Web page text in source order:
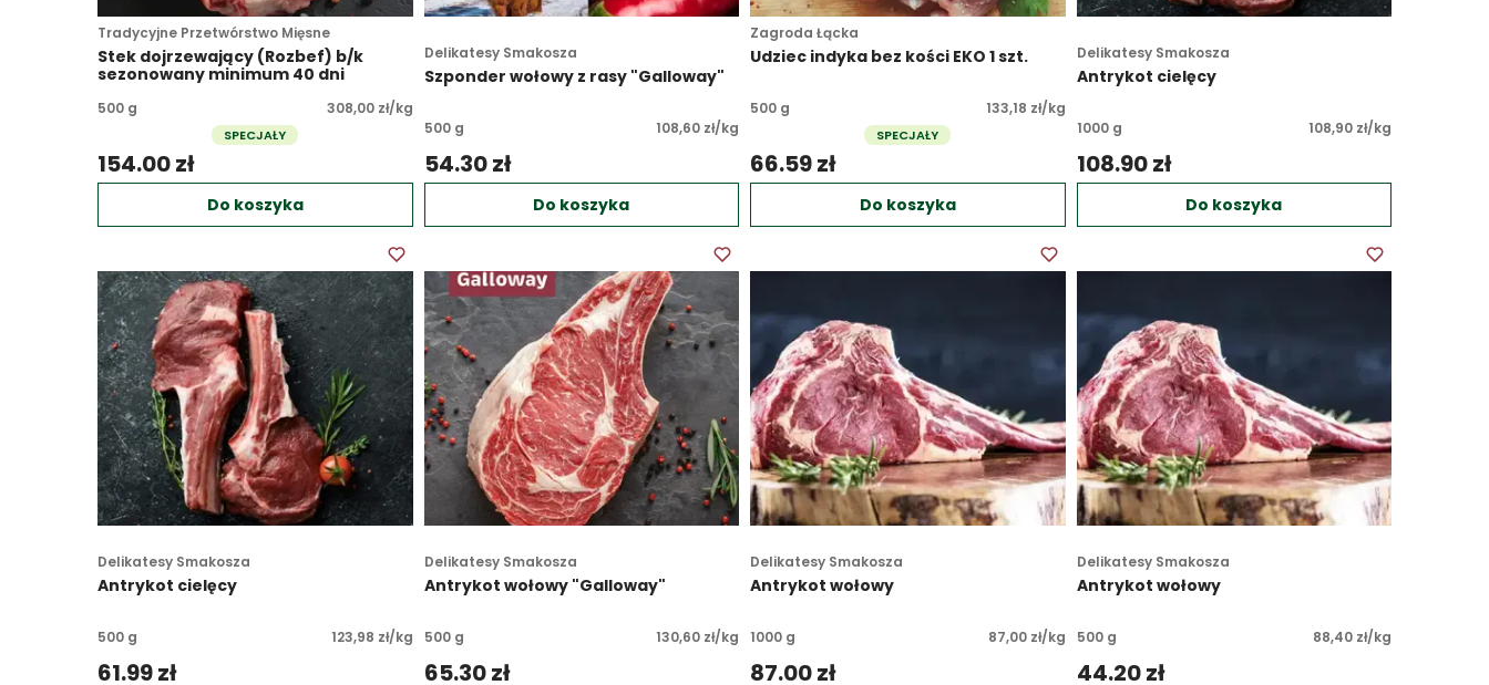
Tradycyjne Przetwórstwo Mięsne
Stek dojrzewający (Rozbef) b/k
sezonowany minimum 40 dni
500 g 308,00 zł/kg
SPECJAŁY
154.00 zł
Do koszyka
Delikatesy Smakosza
Szponder wołowy z rasy "Galloway"
500 g 108,60 zł/kg
54.30 zł
Do koszyka
Zagroda Łącka
Udziec indyka bez kości EKO 1 szt.
500 g 133,18 zł/kg
SPECJAŁY
66.59 zł
Do koszyka
Delikatesy Smakosza
Antrykot cielęcy
1000 g 108,90 zł/kg
108.90 zł
Do koszyka
Delikatesy Smakosza
Antrykot cielęcy
500 g 123,98 zł/kg
61.99 zł
Delikatesy Smakosza
Antrykot wołowy "Galloway"
500 g 130,60 zł/kg
65.30 zł
Delikatesy Smakosza
Antrykot wołowy
1000 g 87,00 zł/kg
87.00 zł
Delikatesy Smakosza
Antrykot wołowy
500 g 88,40 zł/kg
44.20 zł